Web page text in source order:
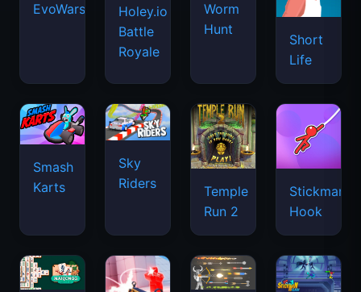
EvoWars.io
Holey.io
Battle
Royale
Worm
Hunt
Short
Life
Smash
Karts
Sky
Riders
Temple
Run 2
Stickman
Hook